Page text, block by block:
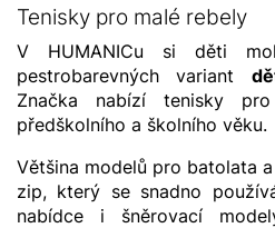
Tenisky pro malé rebely
V HUMANICu si děti
pestrobarevných variant
Značka nabízí tenisky
předškolního a školního věku.
Většina modelů pro batolata
zip, který se snadno
nabídce i šněrovací